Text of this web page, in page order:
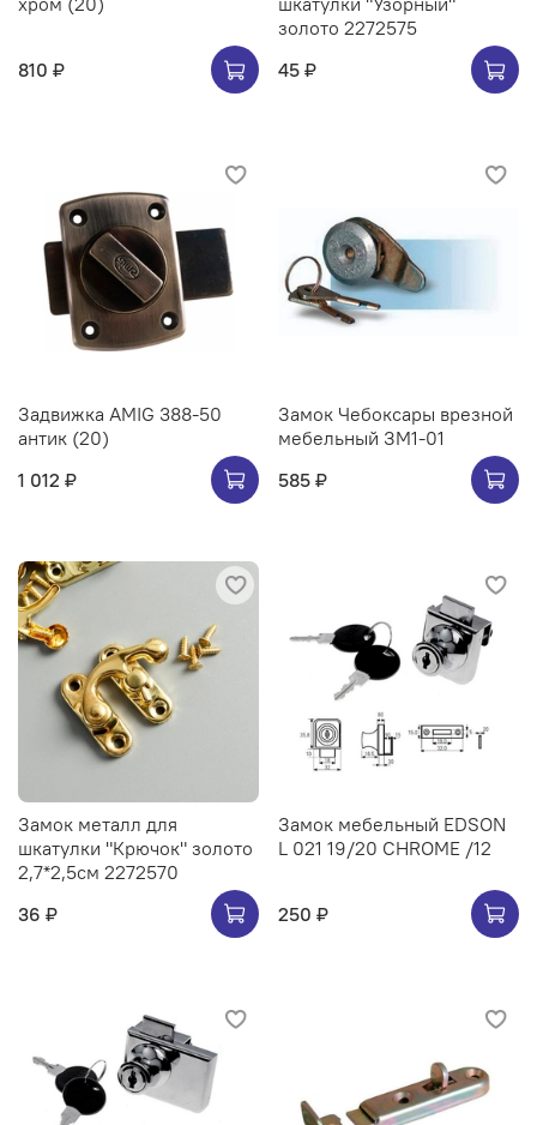
810 ₽
золото 2272575
45 ₽
Задвижка AMIG 388-50
антик (20)
1 012 ₽
Замок Чебоксары врезной
мебельный ЗМ1-01
585 ₽
Замок металл для
шкатулки "Крючок" золото
2,7*2,5см 2272570
36 ₽
Замок мебельный EDSON
L 021 19/20 CHROME /12
250 ₽